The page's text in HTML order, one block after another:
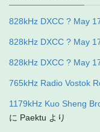
828kHz DXCC ? May
828kHz DXCC ? May
828kHz DXCC ? May
765kHz Radio Vostok
1179kHz Kuo Sheng
に Paektu より